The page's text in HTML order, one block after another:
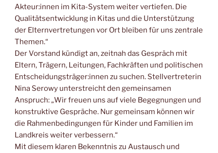
Akteur:innen im Kita-System weiter vertiefen. Die
Qualitätsentwicklung in Kitas und die Unterstützung
der Elternvertretungen vor Ort bleiben für uns zentrale
Themen.“
Der Vorstand kündigt an, zeitnah das Gespräch mit
Eltern, Trägern, Leitungen, Fachkräften und politischen
Entscheidungsträger:innen zu suchen. Stellvertreterin
Nina Serowy unterstreicht den gemeinsamen
Anspruch: „Wir freuen uns auf viele Begegnungen und
konstruktive Gespräche. Nur gemeinsam können wir
die Rahmenbedingungen für Kinder und Familien im
Landkreis weiter verbessern.“
Mit diesem klaren Bekenntnis zu Austausch und